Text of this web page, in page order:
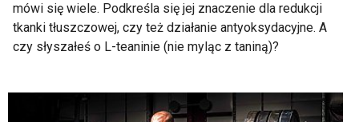
mówi się wiele. Podkreśla się jej znaczenie dla redukcji
tkanki tłuszczowej, czy też działanie antyoksydacyjne. A
czy słyszałeś o L-teaninie (nie myląc z taniną)?